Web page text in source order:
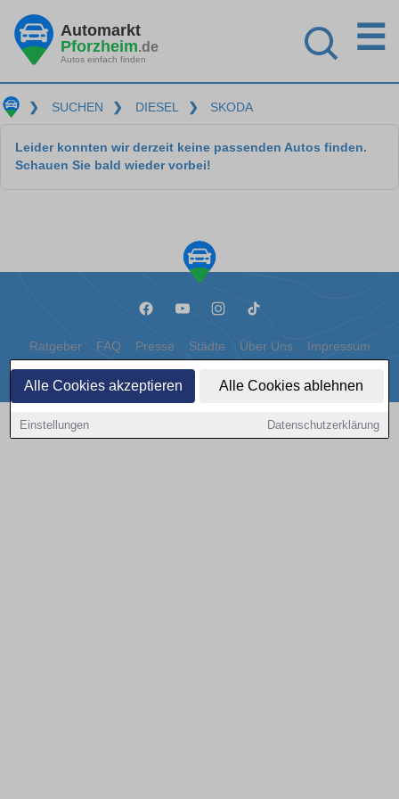
Alle Cookies akzeptieren Alle Cookies ablehnen
Einstellungen Datenschutzerklärung
Automarkt
Pforzheim.de
Autos einfach finden
☰
❯ SUCHEN ❯ DIESEL ❯ SKODA
Leider konnten wir derzeit keine passenden Autos finden.
Schauen Sie bald wieder vorbei!
Ratgeber FAQ Presse Städte Über Uns Impressum
Datenschutz Cookies
Copyright © 2000 - 2026 | 1A Infosysteme GmbH | Content by: 1a-sites-autos